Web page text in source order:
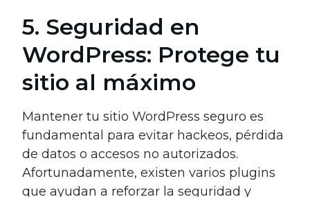
5. Seguridad en
WordPress: Protege tu
sitio al máximo
Mantener tu sitio WordPress seguro es
fundamental para evitar hackeos, pérdida
de datos o accesos no autorizados.
Afortunadamente, existen varios plugins
que ayudan a reforzar la seguridad y